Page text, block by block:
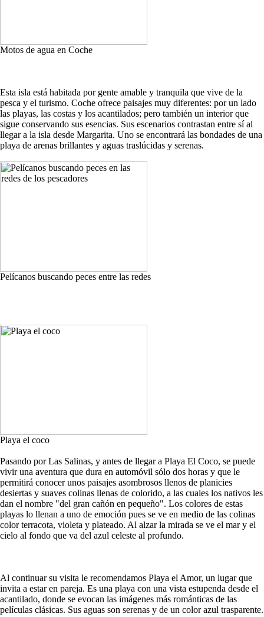
Motos de agua en Coche
Esta isla está habitada por gente amable y tranquila que vive de la
pesca y el turismo. Coche ofrece paisajes muy diferentes: por un lado
las playas, las costas y los acantilados; pero también un interior que
sigue conservando sus esencias. Sus escenarios contrastan entre sí al
llegar a la isla desde Margarita. Uno se encontrará las bondades de una
playa de arenas brillantes y aguas traslúcidas y serenas.
Pelícanos buscando peces entre las redes
Playa el coco
Pasando por Las Salinas, y antes de llegar a Playa El Coco, se puede
vivir una aventura que dura en automóvil sólo dos horas y que le
permitirá conocer unos paisajes asombrosos llenos de planicies
desiertas y suaves colinas llenas de colorido, a las cuales los nativos les
dan el nombre "del gran cañón en pequeño". Los colores de estas
playas lo llenan a uno de emoción pues se ve en medio de las colinas
color terracota, violeta y plateado. Al alzar la mirada se ve el mar y el
cielo al fondo que va del azul celeste al profundo.
Al continuar su visita le recomendamos Playa el Amor, un lugar que
invita a estar en pareja. Es una playa con una vista estupenda desde el
acantilado, donde se evocan las imágenes más románticas de las
películas clásicas. Sus aguas son serenas y de un color azul trasparente.